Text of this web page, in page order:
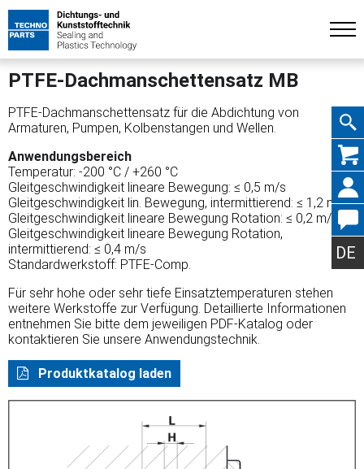
DE
PTFE-Dachmanschettensatz MB
PTFE-Dachmanschettensatz für die Abdichtung von
Armaturen, Pumpen, Kolbenstangen und Wellen.
Anwendungsbereich
Temperatur: -200 °C / +260 °C
Gleitgeschwindigkeit lineare Bewegung: ≤ 0,5 m/s
Gleitgeschwindigkeit lin. Bewegung, intermittierend: ≤ 1,2 m/s
Gleitgeschwindigkeit lineare Bewegung Rotation: ≤ 0,2 m/s
Gleitgeschwindigkeit lineare Bewegung Rotation,
intermittierend: ≤ 0,4 m/s
Standardwerkstoff: PTFE-Comp.
Für sehr hohe oder sehr tiefe Einsatztemperaturen stehen
weitere Werkstoffe zur Verfügung. Detaillierte Informationen
entnehmen Sie bitte dem jeweiligen PDF-Katalog oder
kontaktieren Sie unsere Anwendungstechnik.
Produktkatalog laden